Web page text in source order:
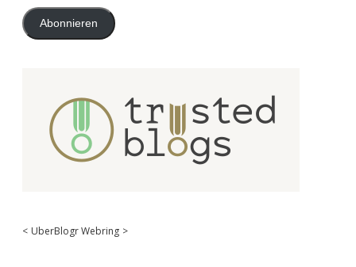
Abonnieren
< UberBlogr Webring >